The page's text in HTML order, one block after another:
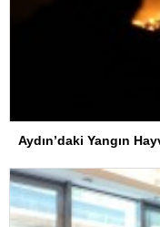
Aydın’daki Yangın